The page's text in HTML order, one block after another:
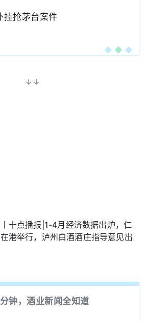
挂抢茅台案件
↓↓
十点播报|1-4月经济数据出炉，仁
港举行，泸州白酒酒庄指导意见出
钟，酒业新闻全知道